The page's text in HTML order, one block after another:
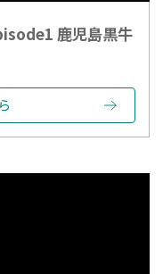
鹿児島黒牛